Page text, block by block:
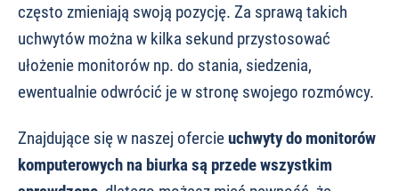
często zmieniają swoją pozycję. Za sprawą takich
uchwytów można w kilka sekund przystosować
ułożenie monitorów np. do stania, siedzenia,
ewentualnie odwrócić je w stronę swojego rozmówcy.
Znajdujące się w naszej ofercieuchwyty do monitorów
komputerowych na biurka są przede wszystkim